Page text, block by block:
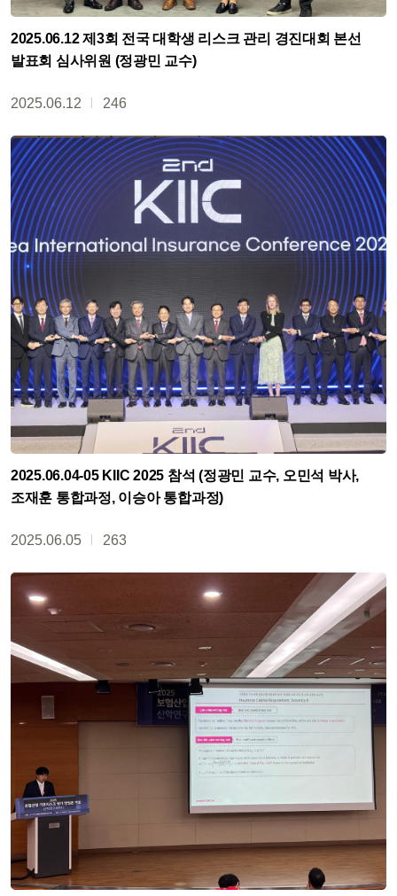
2025.06.12 제3회 전국 대학생 리스크 관리 경진대회 본선
발표회 심사위원 (정광민 교수)
2025.06.12 246
2025.06.04-05 KIIC 2025 참석 (정광민 교수, 오민석 박사,
조재훈 통합과정, 이승아 통합과정)
2025.06.05 263